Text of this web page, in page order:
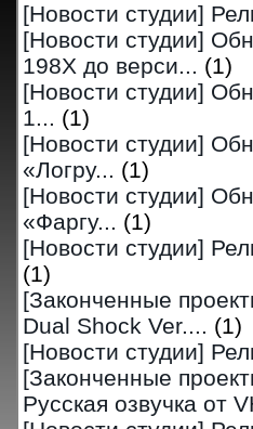
[Новости студии]
[Новости студии]
198X до верси... (1)
[Новости студии]
1... (1)
[Новости студии]
«Логру... (1)
[Новости студии]
«Фаргу... (1)
[Новости студии]
(1)
[Законченные
Dual Shock Ver.... (1)
[Новости студии]
[Законченные
Русская озвучка от